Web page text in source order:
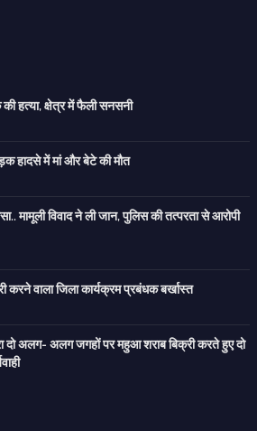
हत्या, क्षेत्र में फैली सनसनी
हादसे में मां और बेटे की मौत
मामूली विवाद ने ली जान, पुलिस की तत्परता से आरोपी
करने वाला जिला कार्यक्रम प्रबंधक बर्खास्त
दो अलग- अलग जगहों पर महुआ शराब बिक्री करते हुए दो